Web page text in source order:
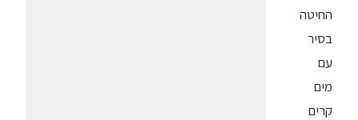
החיטה
בסיר
עם
מים
קרים